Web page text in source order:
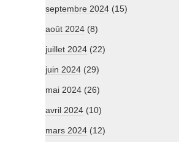
septembre 2024 (15)
août 2024 (8)
juillet 2024 (22)
juin 2024 (29)
mai 2024 (26)
avril 2024 (10)
mars 2024 (12)